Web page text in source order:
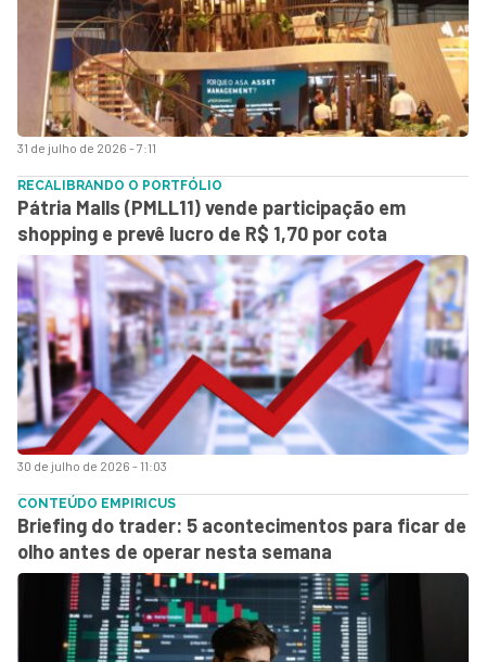
31 de julho de 2026 - 7:11
30 de julho de 2026 - 11:03
RECALIBRANDO O PORTFÓLIO
Pátria Malls (PMLL11) vende participação em
shopping e prevê lucro de R$ 1,70 por cota
CONTEÚDO EMPIRICUS
Briefing do trader: 5 acontecimentos para ficar de
olho antes de operar nesta semana